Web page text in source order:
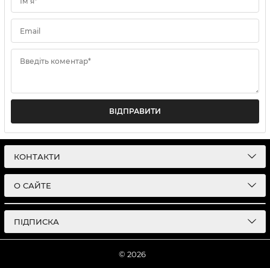
Email
Введіть коментар*
ВІДПРАВИТИ
КОНТАКТИ
О САЙТЕ
ПІДПИСКА
© 2026